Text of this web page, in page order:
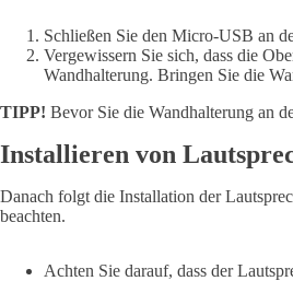
Schließen Sie den Micro-USB an
Vergewissern Sie sich, dass die
Wandhalterung. Bringen Sie die
TIPP! Bevor Sie die Wandhalterung an
Installieren von
Danach folgt die Installation der
beachten.
Achten Sie darauf, dass der